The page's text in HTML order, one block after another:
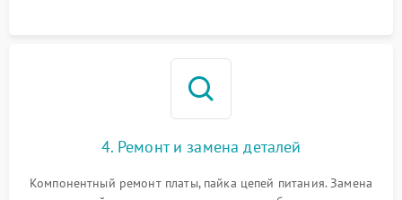
4. Ремонт и замена деталей
Компонентный ремонт платы, пайка цепей питания. Замена